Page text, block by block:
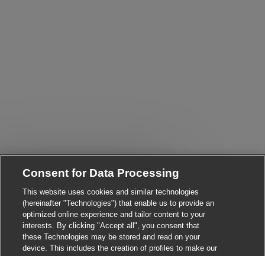
Consent for Data Processing
This website uses cookies and similar technologies
(hereinafter "Technologies") that enable us to provide an
optimized online experience and tailor content to your
interests. By clicking "Accept all", you consent that
these Technologies may be stored and read on your
device. This includes the creation of profiles to make our
Are you interested in this job? Close chatbot
I'm interested Find similar jobs